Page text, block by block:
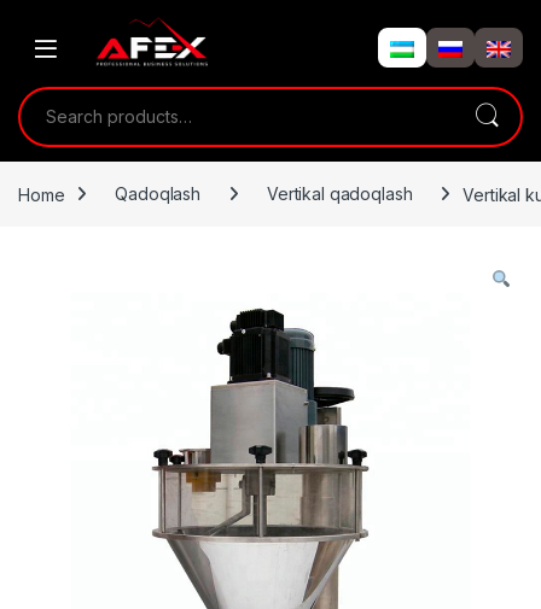
Search for:
Home Qadoqlash Vertikal qadoqlash Vertikal